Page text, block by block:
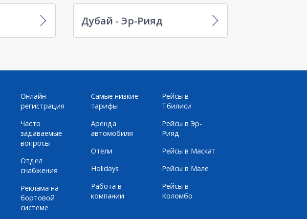
Дубай - Эр-Рияд
Онлайн-
регистрация
Часто
задаваемые
вопросы
Отдел
снабжения
Реклама на
бортовой
системе
Самые низкие
тарифы
Аренда
автомобиля
Отели
Holidays
Работа в
компании
Рейсы в
Тбилиси
Рейсы в Эр-
Рияд
Рейсы в Маскат
Рейсы в Мале
Рейсы в
Коломбо